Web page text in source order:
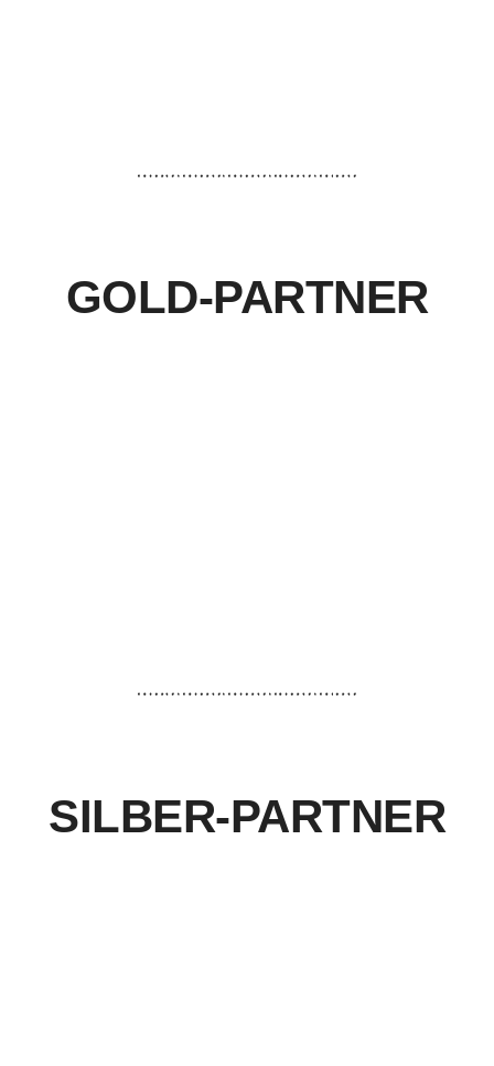
GOLD-PARTNER
SILBER-PARTNER